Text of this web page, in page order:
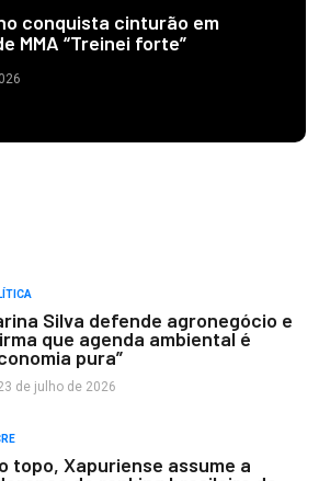
conquista cinturão em
MMA “Treinei forte”
Silva defende agronegócio e
que agenda ambiental é
pura”
de julho de 2026
topo, Xapuriense assume a